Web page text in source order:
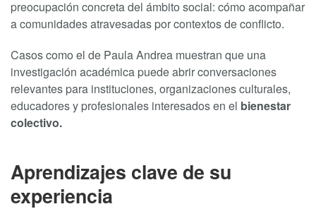
preocupación concreta del ámbito social: cómo acompañar
a comunidades atravesadas por contextos de conflicto.
Casos como el de Paula Andrea muestran que una
investigación académica puede abrir conversaciones
relevantes para instituciones, organizaciones culturales,
educadores y profesionales interesados en el bienestar
colectivo.
Aprendizajes clave de su
experiencia